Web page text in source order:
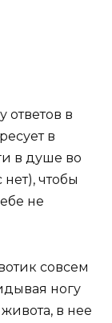
ответов в
в
в душе во
чтобы
не
совсем
ногу
в нее